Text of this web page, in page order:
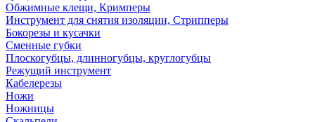
Обжимные клещи, Кримперы
Инструмент для снятия изоляции, Стрипперы
Бокорезы и кусачки
Сменные губки
Плоскогубцы, длинногубцы, круглогубцы
Режущий инструмент
Кабелерезы
Ножи
Ножницы